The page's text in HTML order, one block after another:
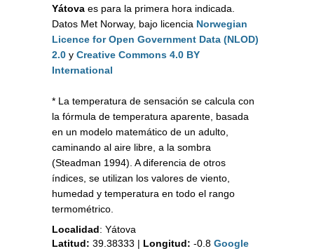
Yátova es para la primera hora indicada.
Datos Met Norway, bajo licencia Norwegian
Licence for Open Government Data (NLOD)
2.0 y Creative Commons 4.0 BY
International
* La temperatura de sensación se calcula con
la fórmula de temperatura aparente, basada
en un modelo matemático de un adulto,
caminando al aire libre, a la sombra
(Steadman 1994). A diferencia de otros
índices, se utilizan los valores de viento,
humedad y temperatura en todo el rango
termométrico.
Localidad: Yátova
Latitud: 39.38333 | Longitud: -0.8 Google